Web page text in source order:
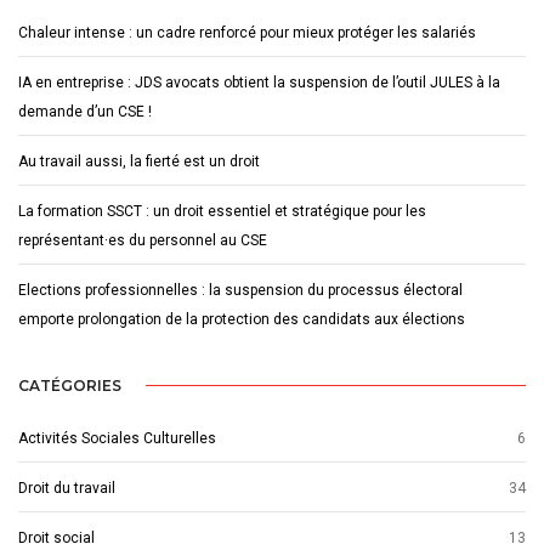
Chaleur intense : un cadre renforcé pour mieux protéger les salariés
IA en entreprise : JDS avocats obtient la suspension de l’outil JULES à la
demande d’un CSE !
Au travail aussi, la fierté est un droit
La formation SSCT : un droit essentiel et stratégique pour les
représentant·es du personnel au CSE
Elections professionnelles : la suspension du processus électoral
emporte prolongation de la protection des candidats aux élections
CATÉGORIES
Activités Sociales Culturelles 6
Droit du travail 34
Droit social 13